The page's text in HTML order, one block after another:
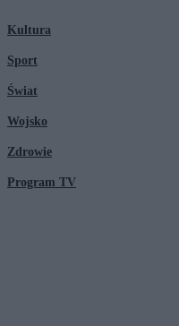
Kultura
Sport
Świat
Wojsko
Zdrowie
Program TV